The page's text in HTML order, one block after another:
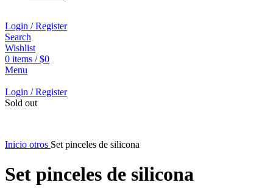
Login / Register
Search
Wishlist
0 items / $0
Menu
Login / Register
Sold out
Inicio otros Set pinceles de silicona
Set pinceles de silicona